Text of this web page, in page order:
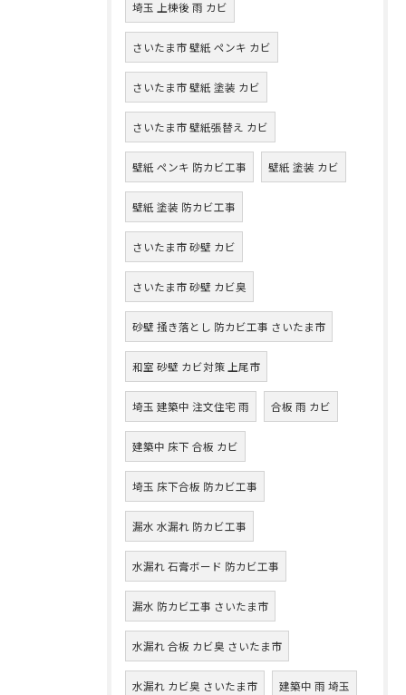
埼玉 上棟後 雨 カビ
さいたま市 壁紙 ペンキ カビ
さいたま市 壁紙 塗装 カビ
さいたま市 壁紙張替え カビ
壁紙 ペンキ 防カビ工事 壁紙 塗装 カビ
壁紙 塗装 防カビ工事
さいたま市 砂壁 カビ
さいたま市 砂壁 カビ臭
砂壁 掻き落とし 防カビ工事 さいたま市
和室 砂壁 カビ対策 上尾市
埼玉 建築中 注文住宅 雨 合板 雨 カビ
建築中 床下 合板 カビ
埼玉 床下合板 防カビ工事
漏水 水漏れ 防カビ工事
水漏れ 石膏ボード 防カビ工事
漏水 防カビ工事 さいたま市
水漏れ 合板 カビ臭 さいたま市
水漏れ カビ臭 さいたま市 建築中 雨 埼玉